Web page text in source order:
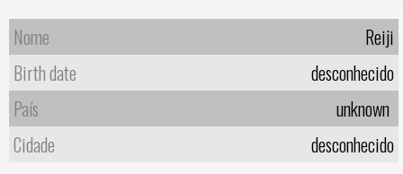
Nome
Reiji
Birth date
desconhecido
País
unknown
Cidade
desconhecido